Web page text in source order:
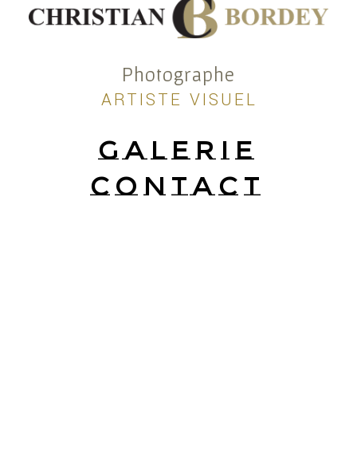
Photographe
ARTISTE VISUEL
GALERIE
CONTACT